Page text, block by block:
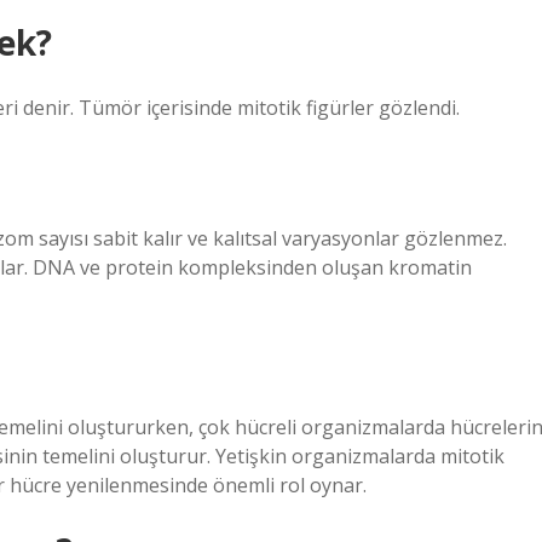
denir. Tümör içerisinde mitotik figürler gözlendi.
sayısı sabit kalır ve kalıtsal varyasyonlar gözlenmez.
DNA ve protein kompleksinden oluşan kromatin
oluştururken, çok hücreli organizmalarda hücrelerin
temelini oluşturur. Yetişkin organizmalarda mitotik
yenilenmesinde önemli rol oynar.